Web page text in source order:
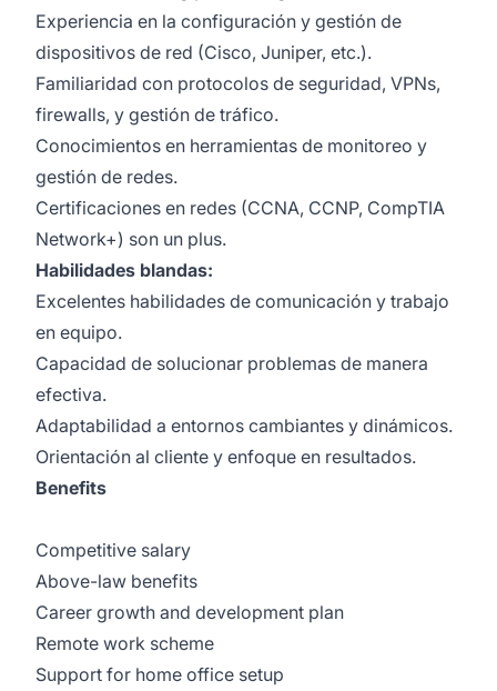
Experiencia en la configuración y gestión de
dispositivos de red (Cisco, Juniper, etc.).
Familiaridad con protocolos de seguridad, VPNs,
firewalls, y gestión de tráfico.
Conocimientos en herramientas de monitoreo y
gestión de redes.
Certificaciones en redes (CCNA, CCNP, CompTIA
Network+) son un plus.
Habilidades blandas:
Excelentes habilidades de comunicación y trabajo
en equipo.
Capacidad de solucionar problemas de manera
efectiva.
Adaptabilidad a entornos cambiantes y dinámicos.
Orientación al cliente y enfoque en resultados.
Benefits
Competitive salary
Above-law benefits
Career growth and development plan
Remote work scheme
Support for home office setup